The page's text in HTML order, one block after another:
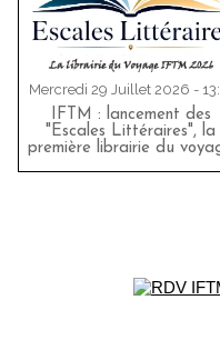
Mercredi 29 Juillet 2026 -
IFTM : lancement des
"Escales Littéraires", la
première librairie du